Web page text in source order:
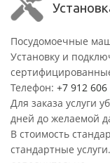
Посудомоечные
Установку и
Телефон: +7 912 606
Для заказа услуги
дней до желаемой
В стоимость
стандартные